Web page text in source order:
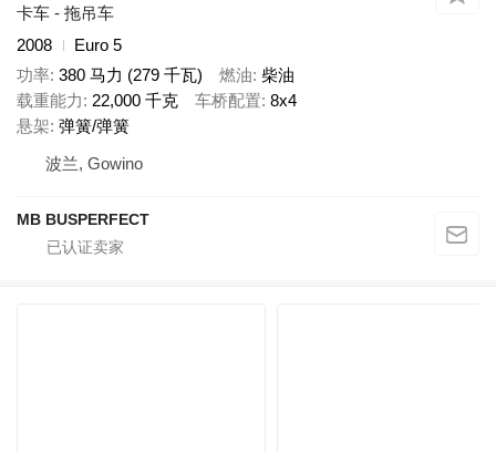
卡车 - 拖吊车
2008
Euro 5
功率 380 马力 (279 千瓦) 燃油 柴油
载重能力
22,000 千克 车桥配置 8x4
悬架 弹簧/弹簧
波兰, Gowino
MB BUSPERFECT